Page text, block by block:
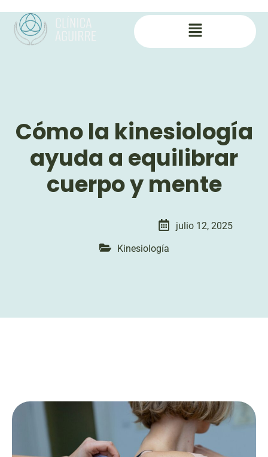
Cómo la kinesiología
ayuda a equilibrar
cuerpo y mente
julio 12, 2025
Kinesiología